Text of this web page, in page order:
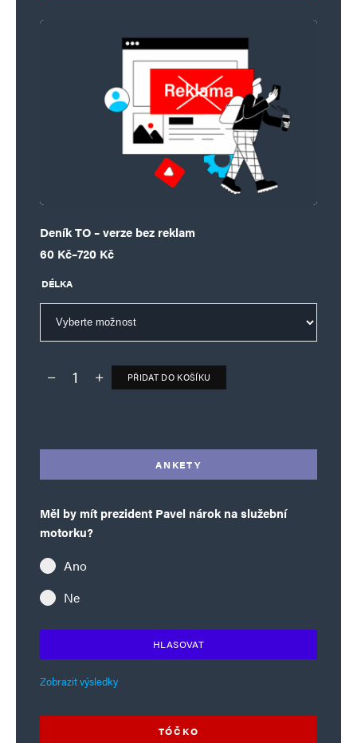
Deník TO – verze bez reklam
60 Kč–720 Kč
Rozpětí cen: 60 Kč až 720 Kč
DÉLKA
Deník TO – verze bez reklam množství
PŘIDAT DO KOŠÍKU
ANKETY
Měl by mít prezident Pavel nárok na služební
motorku?
Ano
Ne
HLASOVAT
Zobrazit výsledky
TÓČKO